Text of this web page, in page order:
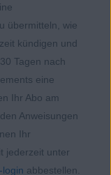
übermitteln, wie
kündigen und
Tagen nach
eine
Ihr Abo am
Anweisungen
Ihr
jederzeit unter
login abbestellen.